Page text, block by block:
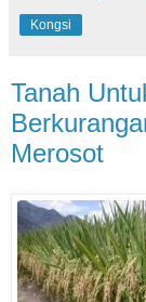
Kongsi
Tanah
Merosot